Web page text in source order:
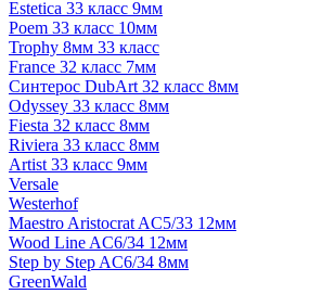
Estetica 33 класс 9мм
Poem 33 класс 10мм
Trophy 8мм 33 класс
France 32 класс 7мм
Синтерос DubArt 32 класс 8мм
Odyssey 33 класс 8мм
Fiesta 32 класс 8мм
Riviera 33 класс 8мм
Artist 33 класс 9мм
Versale
Westerhof
Maestro Aristocrat AC5/33 12мм
Wood Line AC6/34 12мм
Step by Step AC6/34 8мм
GreenWald